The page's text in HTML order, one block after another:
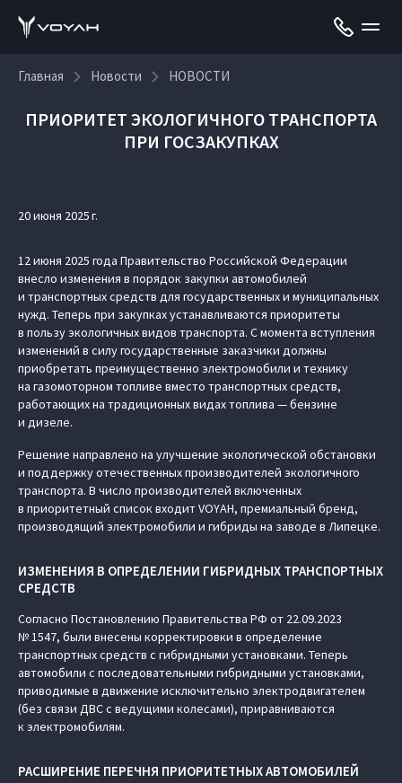
Главная Новости НОВОСТИ
ПРИОРИТЕТ ЭКОЛОГИЧНОГО ТРАНСПОРТА
ПРИ ГОСЗАКУПКАХ
20 июня 2025 г.
12 июня 2025 года Правительство Российской Федерации
внесло изменения в порядок закупки автомобилей
и транспортных средств для государственных и муниципальных
нужд. Теперь при закупках устанавливаются приоритеты
в пользу экологичных видов транспорта. С момента вступления
изменений в силу государственные заказчики должны
приобретать преимущественно электромобили и технику
на газомоторном топливе вместо транспортных средств,
работающих на традиционных видах топлива — бензине
и дизеле.
Решение направлено на улучшение экологической обстановки
и поддержку отечественных производителей экологичного
транспорта. В число производителей включенных
в приоритетный список входит VOYAH, премиальный бренд,
производящий электромобили и гибриды на заводе в Липецке.
ИЗМЕНЕНИЯ В ОПРЕДЕЛЕНИИ ГИБРИДНЫХ ТРАНСПОРТНЫХ
СРЕДСТВ
Согласно Постановлению Правительства РФ от 22.09.2023
№ 1547, были внесены корректировки в определение
транспортных средств с гибридными установками. Теперь
автомобили с последовательными гибридными установками,
приводимые в движение исключительно электродвигателем
(без связи ДВС с ведущими колесами), приравниваются
к электромобилям.
РАСШИРЕНИЕ ПЕРЕЧНЯ ПРИОРИТЕТНЫХ АВТОМОБИЛЕЙ